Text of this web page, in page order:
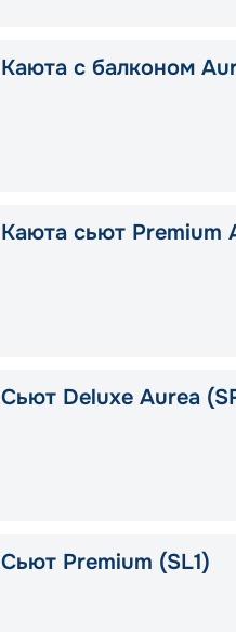
Каюта с балконом
Каюта сьют Premium
Сьют Deluxe Aurea
Сьют Premium (SL1)